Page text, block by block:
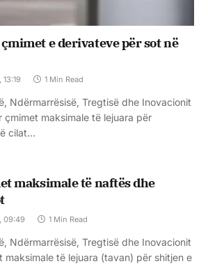
e derivateve për sot në
1 Min Read
Ndërmarrësisë, Tregtisë dhe Inovacionit
maksimale të lejuara për
cilat…
maksimale të naftës dhe
09:49 1 Min Read
Ndërmarrësisë, Tregtisë dhe Inovacionit
maksimale të lejuara (tavan) për shitjen e